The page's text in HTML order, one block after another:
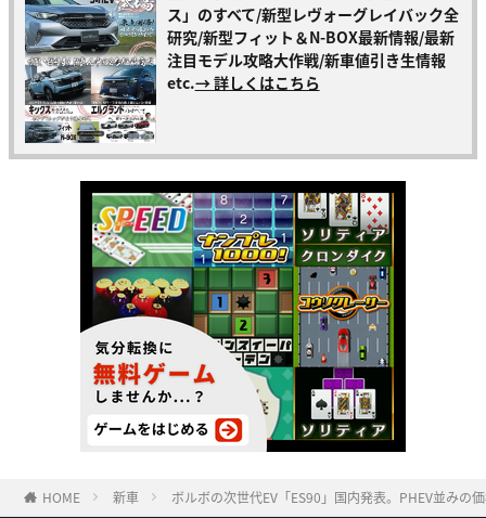
ス」のすべて/新型レヴォーグレイバック全
研究/新型フィット＆N-BOX最新情報/最新
注目モデル攻略大作戦/新車値引き生情報
etc.→ 詳しくはこちら
HOME 新車 ボルボの次世代EV「ES90」国内発表。PHEV並みの